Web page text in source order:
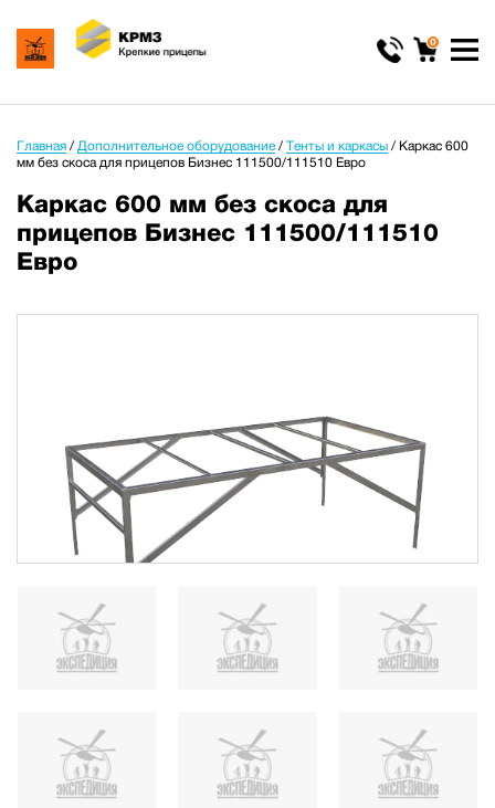
0
Главная / Дополнительное оборудование / Тенты и каркасы / Каркас 600
мм без скоса для прицепов Бизнес 111500/111510 Евро
Каркас 600 мм без скоса для
прицепов Бизнес 111500/111510
Евро